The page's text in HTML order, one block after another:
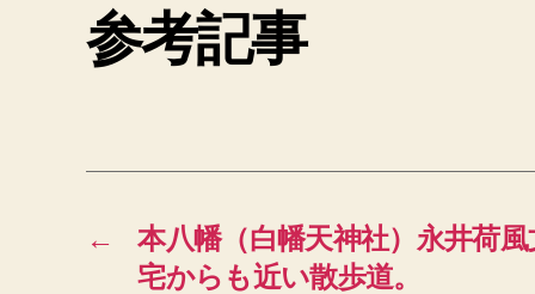
参考記事
←
本八幡（白幡天神社）永井荷
宅からも近い散歩道。